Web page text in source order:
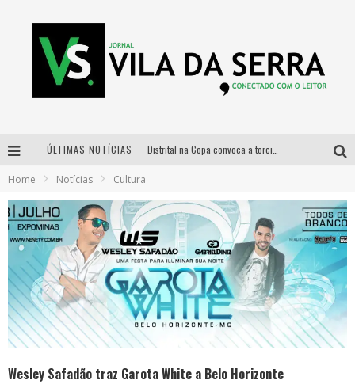
ÚLTIMAS NOTÍCIAS
Designer mineira lança jogo educativo sobre coleta seletiva na maior feira de jogos de tabuleiro da América Latina
Home Notícias Cultura
Wesley Safadão traz Garota White a Belo Horizonte